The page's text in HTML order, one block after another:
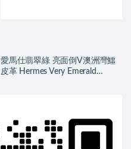
愛馬仕翡翠綠 亮面倒V澳洲灣鱷
皮革 Hermes Very Emerald